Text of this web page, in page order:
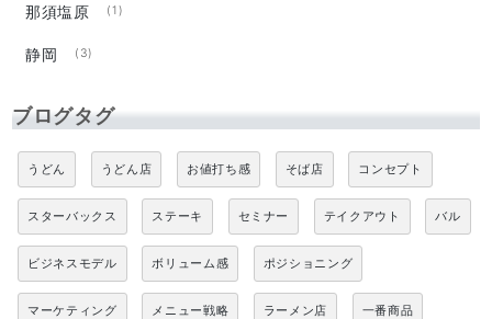
那須塩原 (1)
静岡 (3)
ブログタグ
うどん うどん店 お値打ち感 そば店 コンセプト
スターバックス ステーキ セミナー テイクアウト バル
ビジネスモデル ボリューム感 ポジショニング
マーケティング メニュー戦略 ラーメン店 一番商品